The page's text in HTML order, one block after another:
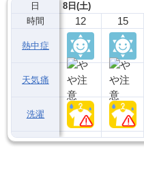
日
時間
熱中症
天気痛
洗濯
8日(土)
12 15